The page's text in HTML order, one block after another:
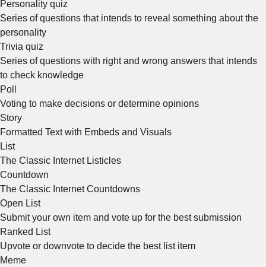
Personality quiz
Series of questions that intends to reveal something about the
personality
Trivia quiz
Series of questions with right and wrong answers that intends
to check knowledge
Poll
Voting to make decisions or determine opinions
Story
Formatted Text with Embeds and Visuals
List
The Classic Internet Listicles
Countdown
The Classic Internet Countdowns
Open List
Submit your own item and vote up for the best submission
Ranked List
Upvote or downvote to decide the best list item
Meme